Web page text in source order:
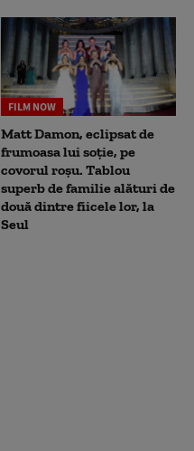
FILM NOW
Matt Damon, eclipsat de
frumoasa lui soție, pe
covorul roșu. Tablou
superb de familie alături de
două dintre fiicele lor, la
Seul